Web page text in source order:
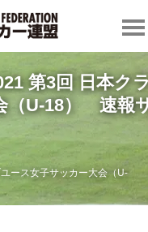
第3回 日本ク
（U-18） 速報
ース女子サッカー大会（U-